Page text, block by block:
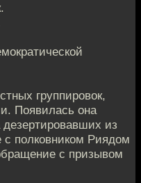
группировок,
Появилась она
дезертировавших из
с полковником Риядом
с призывом